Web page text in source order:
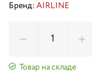
Бренд: AIRLINE
Товар на складе